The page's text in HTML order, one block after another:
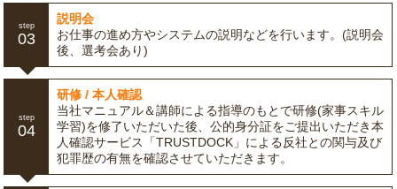
step
03
説明会
お仕事の進め方やシステムの説明などを行います。(説明会
後、選考会あり)
step
04
研修 / 本人確認
当社マニュアル＆講師による指導のもとで研修(家事スキル
学習)を修了いただいた後、公的身分証をご提出いただき本
人確認サービス「TRUSTDOCK」による反社との関与及び
犯罪歴の有無を確認させていただきます。